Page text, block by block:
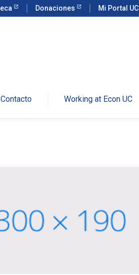
Donaciones Mi Portal UC
Contacto Working at Econ UC